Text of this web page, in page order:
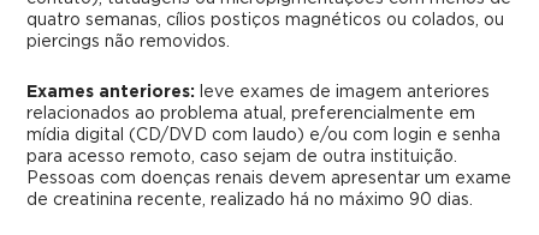
quatro semanas, cílios postiços magnéticos ou colados, ou
piercings não removidos.
Exames anteriores:
leve exames de imagem anteriores
relacionados ao problema atual, preferencialmente em
mídia digital (CD/DVD com laudo) e/ou com login e senha
para acesso remoto, caso sejam de outra instituição.
Pessoas com doenças renais devem apresentar um exame
de creatinina recente, realizado há no máximo 90 dias.